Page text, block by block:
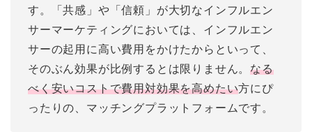
す。「共感」や「信頼」が大切なインフルエン
サーマーケティングにおいては、インフルエン
サーの起用に高い費用をかけたからといって、
そのぶん効果が比例するとは限りません。なる
べく安いコストで費用対効果を高めたい方にぴ
ったりの、マッチングプラットフォームです。